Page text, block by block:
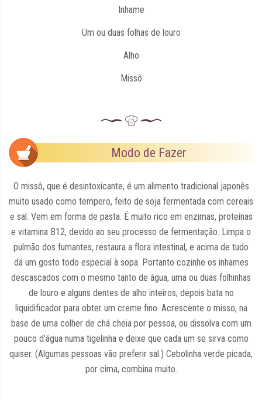
Inhame
Um ou duas folhas de louro
Alho
Missô
Modo de Fazer
O missô, que é desintoxicante, é um alimento tradicional japonês
muito usado como tempero, feito de soja fermentada com cereais
e sal. Vem em forma de pasta. É muito rico em enzimas, proteínas
e vitamina B12, devido ao seu processo de fermentação. Limpa o
pulmão dos fumantes, restaura a flora intestinal, e acima de tudo
dá um gosto todo especial à sopa. Portanto cozinhe os inhames
descascados com o mesmo tanto de água, uma ou duas folhinhas
de louro e alguns dentes de alho inteiros; depois bata no
liquidificador para obter um creme fino. Acrescente o misso, na
base de uma colher de chá cheia por pessoa, ou dissolva com um
pouco d’água numa tigelinha e deixe que cada um se sirva como
quiser. (Algumas pessoas vão preferir sal.) Cebolinha verde picada,
por cima, combina muito.